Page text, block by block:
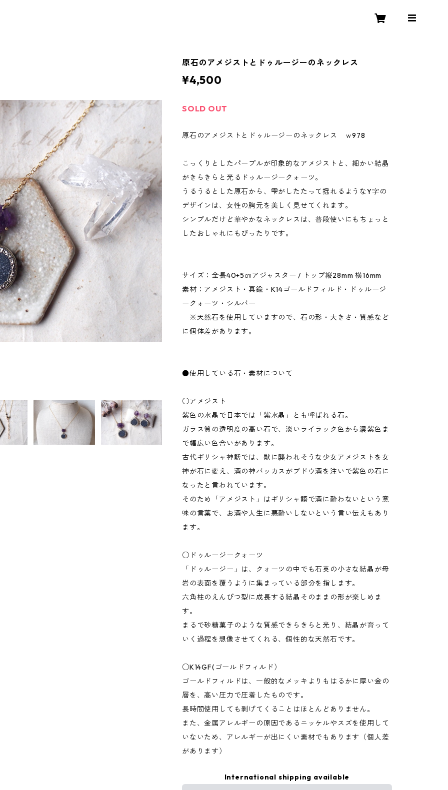
原石のアメジストとドゥルージーのネックレス
¥4,500
SOLD OUT
原石のアメジストとドゥルージーのネックレス ｗ978
こっくりとしたパープルが印象的なアメジストと、細かい結晶
がきらきらと光るドゥルージークォーツ。
うるうるとした原石から、雫がしたたって揺れるようなY字の
デザインは、女性の胸元を美しく見せてくれます。
シンプルだけど華やかなネックレスは、普段使いにもちょっと
したおしゃれにもぴったりです。
サイズ：全長40+5㎝アジャスター / トップ縦28mm 横16mm
素材：アメジスト・真鍮・K14ゴールドフィルド・ドゥルージ
ークォーツ・シルバー
※天然石を使用していますので、石の形・大きさ・質感など
に個体差があります。
●使用している石・素材について
○アメジスト
紫色の水晶で日本では「紫水晶」とも呼ばれる石。
ガラス質の透明度の高い石で、淡いライラック色から濃紫色ま
で幅広い色合いがあります。
古代ギリシャ神話では、獣に襲われそうな少女アメジストを女
神が石に変え、酒の神バッカスがブドウ酒を注いで紫色の石に
なったと言われています。
そのため「アメジスト」はギリシャ語で酒に酔わないという意
味の言葉で、お酒や人生に悪酔いしないという言い伝えもあり
ます。
○ドゥルージークォーツ
「ドゥルージー」は、クォーツの中でも石英の小さな結晶が母
岩の表面を覆うように集まっている部分を指します。
六角柱のえんぴつ型に成長する結晶そのままの形が楽しめま
す。
まるで砂糖菓子のような質感できらきらと光り、結晶が育って
いく過程を想像させてくれる、個性的な天然石です。
○K14GF(ゴールドフィルド）
ゴールドフィルドは、一般的なメッキよりもはるかに厚い金の
層を、高い圧力で圧着したものです。
長時間使用しても剥げてくることはほとんどありません。
また、金属アレルギーの原因であるニッケルやスズを使用して
いないため、アレルギーが出にくい素材でもあります（個人差
があります）
International shipping available